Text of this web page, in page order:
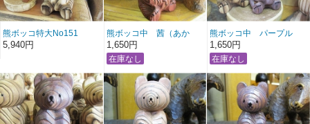
熊ボッコ特大No151
5,940円
熊ボッコ中 茜（あか
ね）No2
1,650円
熊ボッコ中 パープル
1,650円